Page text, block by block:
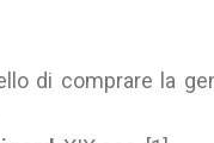
di comprare la